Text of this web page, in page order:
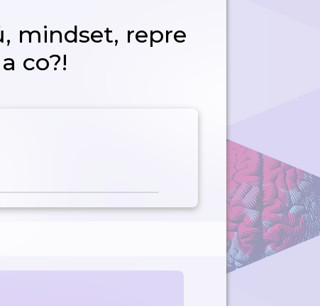
mindset, repre
co?!